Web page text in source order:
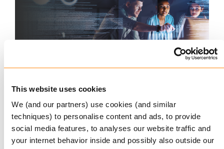
This website uses cookies
We (and our partners) use cookies (and similar
techniques) to personalise content and ads, to provide
social media features, to analyses our website traffic and
your internet behavior inside and possibly also outside our
Geautomatiseerd
verzekeringsfraude voorkomen
Voorts is het belangrijk om te bespreken hoe dit
streven concreet moet worden gerealiseerd.
Daarbij is sprake van een groot punt van zorg,